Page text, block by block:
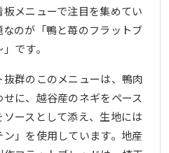
メニューで注目を集めてい
のが「鴨と苺のフラットブ
です。
群のこのメニューは、鴨肉
に、越谷産のネギをペース
ースとして添え、生地には
」を使用しています。地産